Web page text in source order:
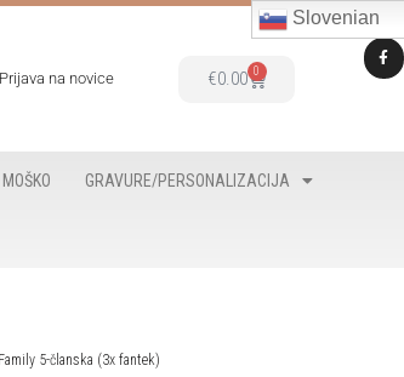
Prijava na novice €0.00 0
MOŠKO GRAVURE/PERSONALIZACIJA
5-članska (3x fantek)
Slovenian